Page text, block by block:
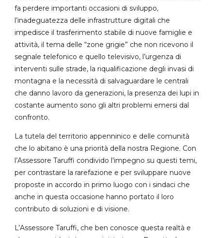
fa perdere importanti occasioni di sviluppo,
l’inadeguatezza delle infrastrutture digitali che
impedisce il trasferimento stabile di nuove famiglie e
attività, il tema delle “zone grigie” che non ricevono il
segnale telefonico e quello televisivo, l’urgenza di
interventi sulle strade, la riqualificazione degli invasi di
montagna e la necessità di salvaguardare le centrali
che danno lavoro da generazioni, la presenza dei lupi in
costante aumento sono gli altri problemi emersi dal
confronto.
La tutela del territorio appenninico e delle comunità
che lo abitano è una priorità della nostra Regione. Con
l’Assessore Taruffi condivido l’impegno su questi temi,
per contrastare la rarefazione e per sviluppare nuove
proposte in accordo in primo luogo con i sindaci che
anche in questa occasione hanno portato il loro
contributo di soluzioni e di visione.
L’Assessore Taruffi, che ben conosce questa realtà e